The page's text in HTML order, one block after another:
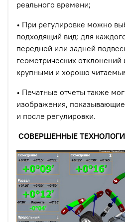
реального времени;
• При регулировке можно
подходящий вид: для
передней или задней
геометрических
крупными и хорошо
• Печатные отчеты также
изображения,
и после регулировки.
СОВЕРШЕННЫЕ